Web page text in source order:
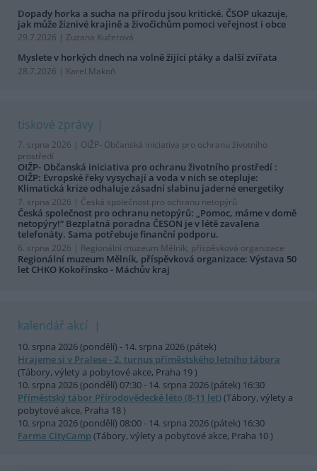
Dopady horka a sucha na přírodu jsou kritické. ČSOP ukazuje,
jak může žíznivé krajině a živočichům pomoci veřejnost i obce
29.7.2026 | Zuzana Kučerová
Myslete v horkých dnech na volně žijící ptáky a další zvířata
28.7.2026 | Karel Makoň
tiskové zprávy
7. srpna 2026 | OIŽP- Občanská iniciativa pro ochranu životního
prostředí
OIŽP- Občanská iniciativa pro ochranu životního prostředí :
OIŽP: Evropské řeky vysychají a voda v nich se otepluje:
Klimatická krize odhaluje zásadní slabinu jaderné energetiky
7. srpna 2026 | Česká společnost pro ochranu netopýrů
Česká společnost pro ochranu netopýrů: „Pomoc, máme v domě
netopýry!“ Bezplatná poradna ČESON je v létě zavalena
telefonáty. Sama potřebuje finanční podporu.
6. srpna 2026 | Regionální muzeum Mělník, příspěvková organizace
Regionální muzeum Mělník, příspěvková organizace: Výstava 50
let CHKO Kokořínsko - Máchův kraj
kalendář akcí
10. srpna 2026 (pondělí) - 14. srpna 2026 (pátek)
Hrajeme si v Pralese - 2. turnus příměstského letního tábora
(Tábory, výlety a pobytové akce, Praha 19 )
10. srpna 2026 (pondělí) 07:30 - 14. srpna 2026 (pátek) 16:30
Příměstský tábor Přírodovědecké léto (8-11 let)(Tábory, výlety a
pobytové akce, Praha 18 )
10. srpna 2026 (pondělí) 08:00 - 14. srpna 2026 (pátek) 16:30
Farma CityCamp (Tábory, výlety a pobytové akce, Praha 10 )